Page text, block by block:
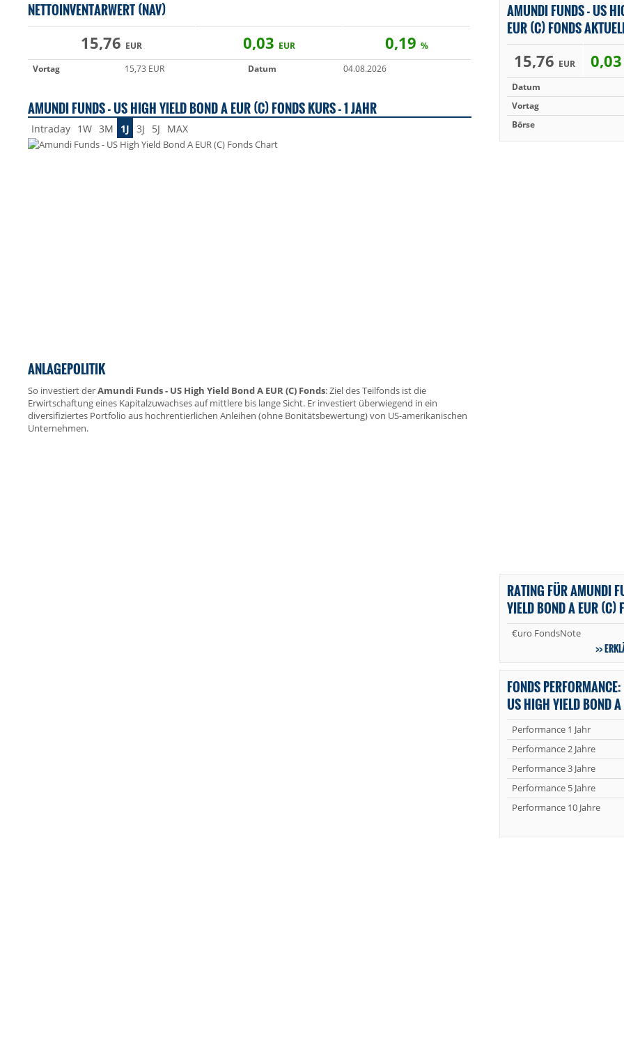
NETTOINVENTARWERT (NAV)
15,76 EUR 0,03 EUR 0,19 %
Vortag
15,73 EUR Datum 04.08.2026
AMUNDI FUNDS - US HIGH YIELD BOND A EUR (C) FONDS KURS - 1 JAHR
Intraday 1W 3M 1J 3J 5J MAX
ANLAGEPOLITIK
So investiert derAmundi Funds - US High Yield Bond A EUR (C) Fonds: Ziel des Teilfonds ist die
Erwirtschaftung eines Kapitalzuwachses auf mittlere bis lange Sicht. Er investiert überwiegend in ein
diversifiziertes Portfolio aus hochrentierlichen Anleihen (ohne Bonitätsbewertung) von US-amerikanischen
Unternehmen.
AMUNDI FUNDS - US
EUR (C) FONDS
15,76 EUR 0,03
Datum
Vortag
Börse
RATING FÜR AMUNDI
YIELD BOND A EUR (C)
€uro FondsNote
FONDS
US HIGH YIELD BOND
Performance 1 Jahr
Performance 2 Jahre
Performance 3 Jahre
Performance 5 Jahre
Performance 10 Jahre